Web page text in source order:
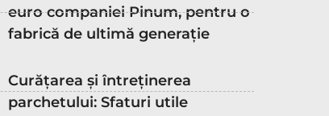
euro companiei Pinum, pentru o
fabrică de ultimă generație
Curățarea și întreținerea
parchetului: Sfaturi utile